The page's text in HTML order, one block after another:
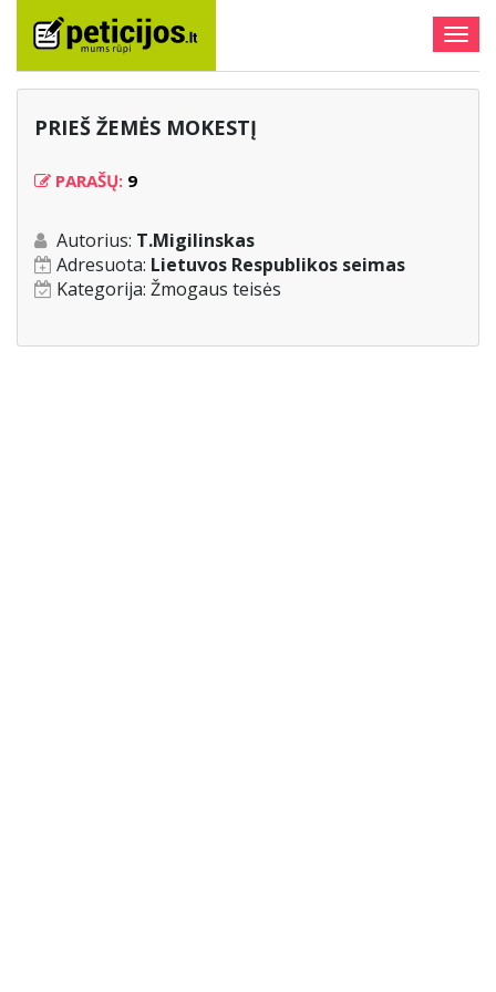
PRIEŠ ŽEMĖS MOKESTĮ
PARAŠŲ: 9
Autorius: T.Migilinskas
Adresuota: Lietuvos Respublikos seimas
Kategorija: Žmogaus teisės